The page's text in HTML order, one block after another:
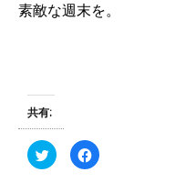
素敵な週末を。
共有:
ク
リ
F
a